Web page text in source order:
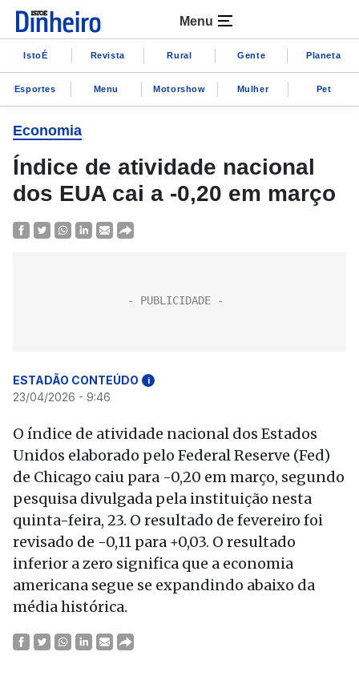
Menu
IstoÉ Revista Rural Gente Planeta
Esportes Menu Motorshow Mulher Pet
Economia
Índice de atividade nacional
dos EUA cai a -0,20 em março
ESTADÃO CONTEÚDO i
23/04/2026 - 9:46
O índice de atividade nacional dos Estados
Unidos elaborado pelo Federal Reserve (Fed)
de Chicago caiu para -0,20 em março, segundo
pesquisa divulgada pela instituição nesta
quinta-feira, 23. O resultado de fevereiro foi
revisado de -0,11 para +0,03. O resultado
inferior a zero significa que a economia
americana segue se expandindo abaixo da
média histórica.